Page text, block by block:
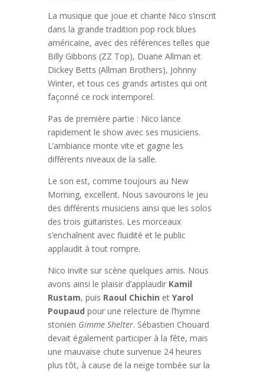
La musique que joue et chante Nico s’inscrit
dans la grande tradition pop rock blues
américaine, avec des références telles que
Billy Gibbons (ZZ Top), Duane Allman et
Dickey Betts (Allman Brothers), Johnny
Winter, et tous ces grands artistes qui ont
façonné ce rock intemporel.
Pas de première partie : Nico lance
rapidement le show avec ses musiciens.
L’ambiance monte vite et gagne les
différents niveaux de la salle.
Le son est, comme toujours au New
Morning, excellent. Nous savourons le jeu
des différents musiciens ainsi que les solos
des trois guitaristes. Les morceaux
s’enchaînent avec fluidité et le public
applaudit à tout rompre.
Nico invite sur scène quelques amis. Nous
avons ainsi le plaisir d’applaudir Kamil
Rustam, puis Raoul Chichin et Yarol
Poupaud pour une relecture de l’hymne
stonien Gimme Shelter. Sébastien Chouard
devait également participer à la fête, mais
une mauvaise chute survenue 24 heures
plus tôt, à cause de la neige tombée sur la